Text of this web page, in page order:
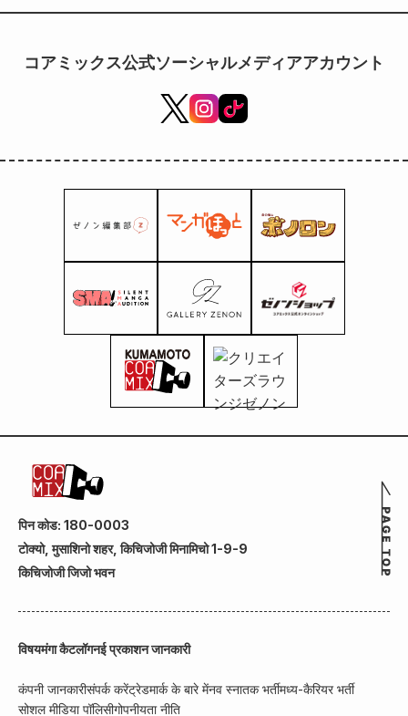
होकर, सेइको ने केंशिरो और राओह से प्रेरित
コアミックス公式ソーシャルメディアアカウント
पिन कोड: 180-0003
टोक्यो, मुसाशिनो शहर, किचिजोजी मिनामिचो 1-9-9
किचिजोजी जिजो भवन
विषयमंगा कैटलॉगनई प्रकाशन जानकारी
कंपनी जानकारीसंपर्क करेंट्रेडमार्क के बारे मेंनव स्नातक भर्तीमध्य-कैरियर भर्ती
सोशल मीडिया पॉलिसीगोपनीयता नीति